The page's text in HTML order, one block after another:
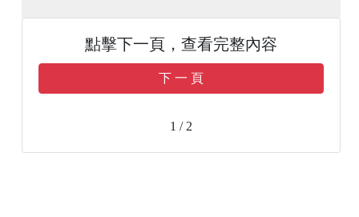
點擊下一頁，查看完整內容
下 一 頁
1 / 2